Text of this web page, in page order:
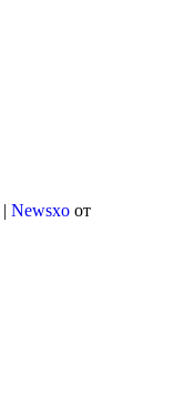
| Newsxo от